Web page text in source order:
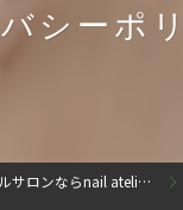
シーポ
福岡県古賀市のネイルサロンならnail atelier hiton